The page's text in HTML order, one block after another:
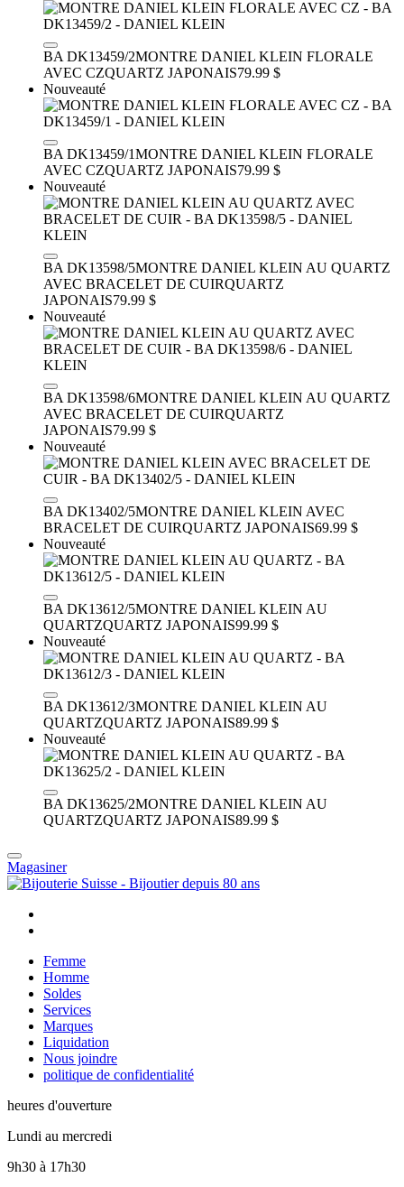
BA DK13459/2MONTRE DANIEL KLEIN FLORALE
AVEC CZQUARTZ JAPONAIS79.99 $
Nouveauté
BA DK13459/1MONTRE DANIEL KLEIN FLORALE
AVEC CZQUARTZ JAPONAIS79.99 $
Nouveauté
BA DK13598/5MONTRE DANIEL KLEIN AU QUARTZ
AVEC BRACELET DE CUIRQUARTZ
JAPONAIS79.99 $
Nouveauté
BA DK13598/6MONTRE DANIEL KLEIN AU QUARTZ
AVEC BRACELET DE CUIRQUARTZ
JAPONAIS79.99 $
Nouveauté
BA DK13402/5MONTRE DANIEL KLEIN AVEC
BRACELET DE CUIRQUARTZ JAPONAIS69.99 $
Nouveauté
BA DK13612/5MONTRE DANIEL KLEIN AU
QUARTZQUARTZ JAPONAIS99.99 $
Nouveauté
BA DK13612/3MONTRE DANIEL KLEIN AU
QUARTZQUARTZ JAPONAIS89.99 $
Nouveauté
BA DK13625/2MONTRE DANIEL KLEIN AU
QUARTZQUARTZ JAPONAIS89.99 $
Magasiner
Femme
Homme
Soldes
Services
Marques
Liquidation
Nous joindre
politique de confidentialité
heures d'ouverture
Lundi au mercredi
9h30 à 17h30